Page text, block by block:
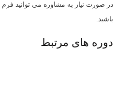
در صورت نیاز به مشاوره می توانید فرم
باشید.
دوره های مرتبط